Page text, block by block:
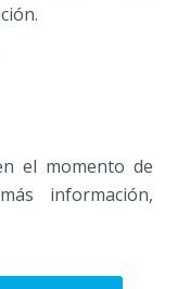
el momento de
información,